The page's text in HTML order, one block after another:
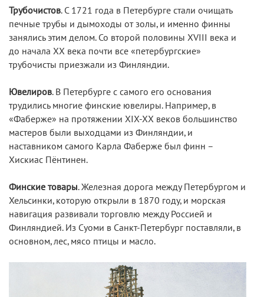
Трубочистов. С 1721 года в Петербурге стали очищать
печные трубы и дымоходы от золы, и именно финны
занялись этим делом. Со второй половины XVIII века и
до начала XX века почти все «петербургские»
трубочисты приезжали из Финляндии.
Ювелиров. В Петербурге с самого его основания
трудились многие финские ювелиры. Например, в
«Фаберже» на протяжении XIX-XX веков большинство
мастеров были выходцами из Финляндии, и
наставником самого Карла Фаберже был финн –
Хискиас Пёнтинен.
Финские товары. Железная дорога между Петербургом и
Хельсинки, которую открыли в 1870 году, и морская
навигация развивали торговлю между Россией и
Финляндией. Из Суоми в Санкт-Петербург поставляли, в
основном, лес, мясо птицы и масло.